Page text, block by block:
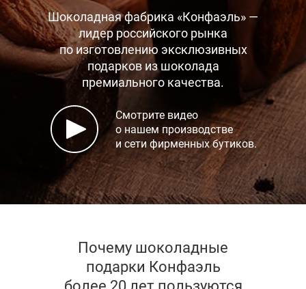
Шоколадная фабрика «Конфаэль» —
лидер российского рынка
по изготовлению эксклюзивных
подарков из шоколада
премиального качества.
Смотрите видео
о нашем производстве
и сети фирменных бутиков.
Почему шоколадные
подарки Конфаэль